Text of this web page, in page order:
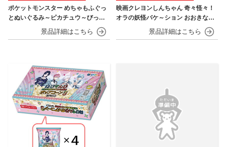
ポケットモンスター めちゃもふぐっ
とぬいぐるみ～ピカチュウ～びっく
映画クレヨンしんちゃん 奇々怪々！
オラの妖怪バケ～ション おおきなSO
FVIMATES～野原しんのすけ～